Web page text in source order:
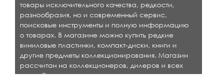
товары исключительного качества, редкости,
разнообразия, но и современный сервис,
поисковые инструменты и полную информацию
о товарах. В магазине можно купить редкие
виниловые пластинки, компакт-диски, книги и
другие предметы коллекционирования. Магазин
рассчитан на коллекционеров, дилеров и всех